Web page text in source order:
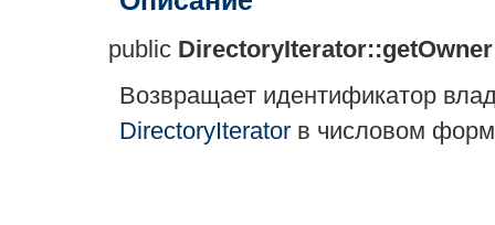
public DirectoryIterator::getOwner
Возвращает идентификатор
DirectoryIterator в числовом